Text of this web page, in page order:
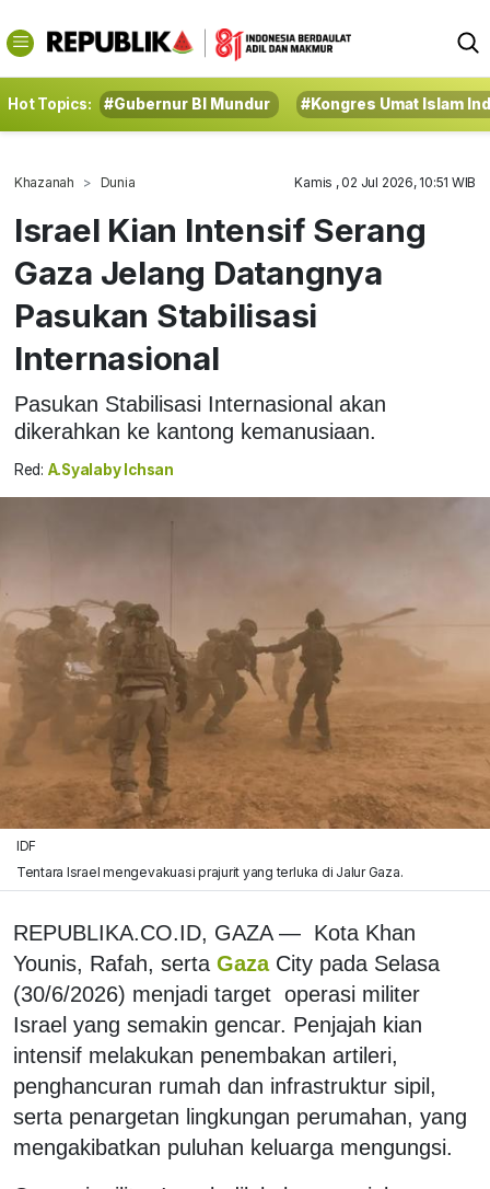
Hot Topics: #Gubernur BI Mundur #Kongres Umat Islam
Khazanah Dunia Kamis , 02 Jul 2026, 10:51 WIB
Israel Kian Intensif Serang
Gaza Jelang Datangnya
Pasukan Stabilisasi
Internasional
Pasukan Stabilisasi Internasional akan
dikerahkan ke kantong kemanusiaan.
Red: A.Syalaby Ichsan
IDF
Tentara Israel mengevakuasi prajurit yang terluka di Jalur Gaza.
REPUBLIKA.CO.ID, GAZA — Kota Khan
Younis, Rafah, serta Gaza City pada Selasa
(30/6/2026) menjadi target operasi militer
Israel yang semakin gencar. Penjajah kian
intensif melakukan penembakan artileri,
penghancuran rumah dan infrastruktur sipil,
serta penargetan lingkungan perumahan, yang
mengakibatkan puluhan keluarga mengungsi.